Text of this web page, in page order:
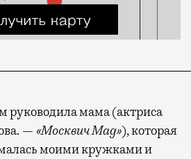
руководила мама (актриса
— «Москвич Mag»), которая
моими кружками и